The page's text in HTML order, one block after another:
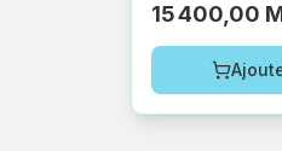
15 400,00